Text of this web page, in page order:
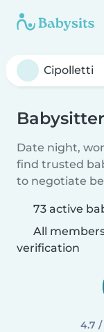
Date night,
find trusted
to negotiate
73 active
All
verification
4.7 /